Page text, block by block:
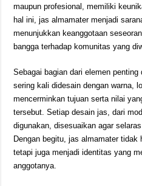
maupun profesional, memiliki
hal ini, jas almamater menjadi
menunjukkan keanggotaan
bangga terhadap komunitas yang
Sebagai bagian dari elemen
sering kali didesain dengan warna,
mencerminkan tujuan serta nilai
tersebut. Setiap desain jas, dari
digunakan, disesuaikan agar
Dengan begitu, jas almamater
tetapi juga menjadi identitas yang
anggotanya.